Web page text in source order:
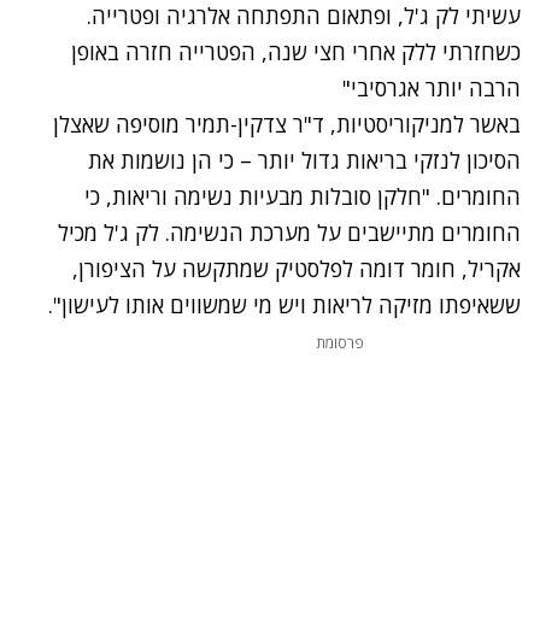
עשיתי לק ג'ל, ופתאום התפתחה אלרגיה ופטרייה.
כשחזרתי ללק אחרי חצי שנה, הפטרייה חזרה באופן
הרבה יותר אגרסיבי"
באשר למניקוריסטיות, ד"ר צדקין-תמיר מוסיפה שאצלן
הסיכון לנזקי בריאות גדול יותר – כי הן נושמות את
החומרים. "חלקן סובלות מבעיות נשימה וריאות, כי
החומרים מתיישבים על מערכת הנשימה. לק ג'ל מכיל
אקריל, חומר דומה לפלסטיק שמתקשה על הציפורן,
ששאיפתו מזיקה לריאות ויש מי שמשווים אותו לעישון".
פרסומת